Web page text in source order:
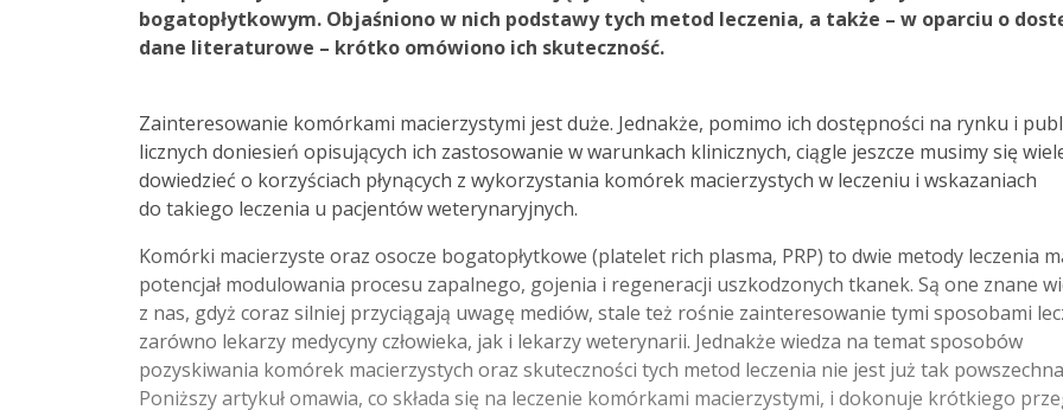
bogatopłytkowym. Objaśniono w nich podstawy tych metod leczenia, a także – w oparciu o
dane literaturowe – krótko omówiono ich skuteczność.
Zainteresowanie komórkami macierzystymi jest duże. Jednakże, pomimo ich dostępności na rynku i
licznych doniesień opisujących ich zastosowanie w warunkach klinicznych, ciągle jeszcze musimy się
dowiedzieć o korzyściach płynących z wykorzystania komórek macierzystych w leczeniu i wskazaniach
do takiego leczenia u pacjentów weterynaryjnych.
Komórki macierzyste oraz osocze bogatopłytkowe (platelet rich plasma, PRP) to dwie metody leczenia
potencjał modulowania procesu zapalnego, gojenia i regeneracji uszkodzonych tkanek. Są one znane
z nas, gdyż coraz silniej przyciągają uwagę mediów, stale też rośnie zainteresowanie tymi sposobami
zarówno lekarzy medycyny człowieka, jak i lekarzy weterynarii. Jednakże wiedza na temat sposobów
pozyskiwania komórek macierzystych oraz skuteczności tych metod leczenia nie jest już tak
Poniższy artykuł omawia, co składa się na leczenie komórkami macierzystymi, i dokonuje krótkiego